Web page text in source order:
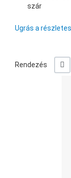
szár
Ugrás a
Rendezés +/-